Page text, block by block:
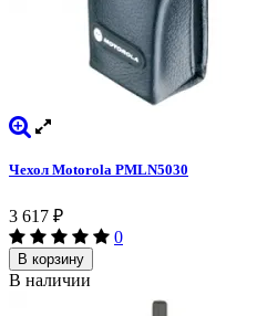
Чехол Motorola PMLN5030
3 617 ₽
0
В корзину
В наличии